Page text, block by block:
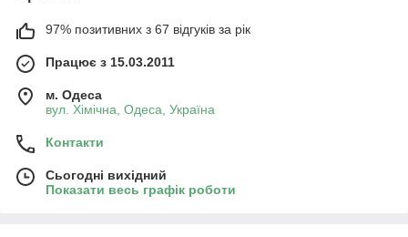
97% позитивних з 67 відгуків за рік
Працює з 15.03.2011
м. Одеса
вул. Хiмiчна, Одеса, Україна
Контакти
Сьогодні вихідний
Показати весь графік роботи